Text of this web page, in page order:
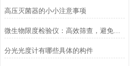
高压灭菌器的小小注意事项
微生物限度检验仪：高效筛查，避免产品微生物污染
分光光度计有哪些具体的构件